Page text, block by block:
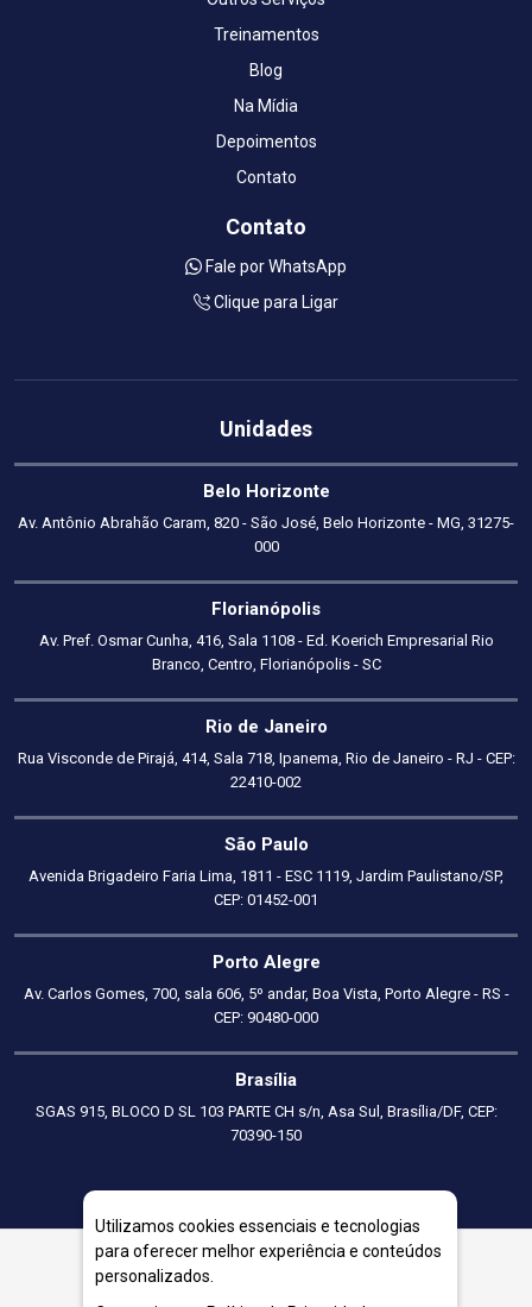
Treinamentos
Blog
Na Mídia
Depoimentos
Contato
Contato
Fale por WhatsApp
Clique para Ligar
Unidades
Belo Horizonte
Av. Antônio Abrahão Caram, 820 - São José, Belo Horizonte - MG, 31275-
000
Florianópolis
Av. Pref. Osmar Cunha, 416, Sala 1108 - Ed. Koerich Empresarial Rio
Branco, Centro, Florianópolis - SC
Rio de Janeiro
Rua Visconde de Pirajá, 414, Sala 718, Ipanema, Rio de Janeiro - RJ - CEP:
22410-002
São Paulo
Avenida Brigadeiro Faria Lima, 1811 - ESC 1119, Jardim Paulistano/SP,
CEP: 01452-001
Porto Alegre
Av. Carlos Gomes, 700, sala 606, 5º andar, Boa Vista, Porto Alegre - RS -
CEP: 90480-000
Brasília
SGAS 915, BLOCO D SL 103 PARTE CH s/n, Asa Sul, Brasília/DF, CEP:
70390-150
Utilizamos cookies essenciais e tecnologias
para oferecer melhor experiência e conteúdos
personalizados.